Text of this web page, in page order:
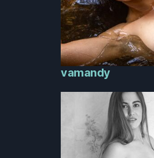
vamandy